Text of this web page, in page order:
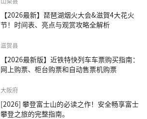
【2026最新】琵琶湖烟火大会&滋賀4大花火
节！时间表、亮点与观赏攻略全解析
滋贺县
【2026最新版】近铁特快列车车票购买指南：
网上购票、柜台购票和自动售票机购票
大阪府
[2026] 攀登富士山的必读之作！安全畅享富士
攀登之旅的完整指南。